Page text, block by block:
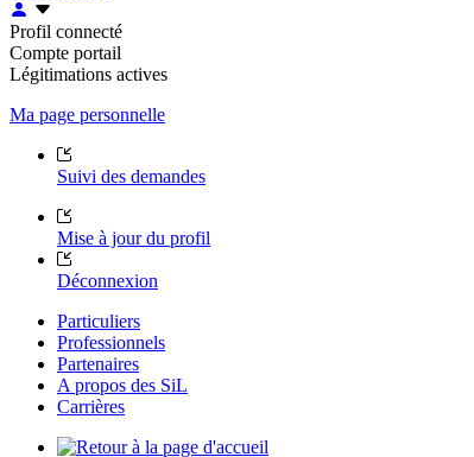
Profil connecté
Compte portail
Légitimations actives
Ma page personnelle
Suivi des demandes
Mise à jour du profil
Déconnexion
Particuliers
Professionnels
Partenaires
A propos des SiL
Carrières